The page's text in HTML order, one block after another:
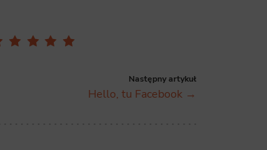
Następny artykuł
Hello, tu Facebook →